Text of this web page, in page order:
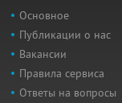
Основное
Публикации о нас
Вакансии
Правила сервиса
Ответы на вопросы